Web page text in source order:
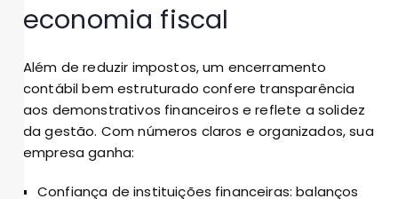
economia fiscal
Além de reduzir impostos, um encerramento
contábil bem estruturado confere transparência
aos demonstrativos financeiros e reflete a solidez
da gestão. Com números claros e organizados, sua
empresa ganha:
Confiança de instituições financeiras: balanços